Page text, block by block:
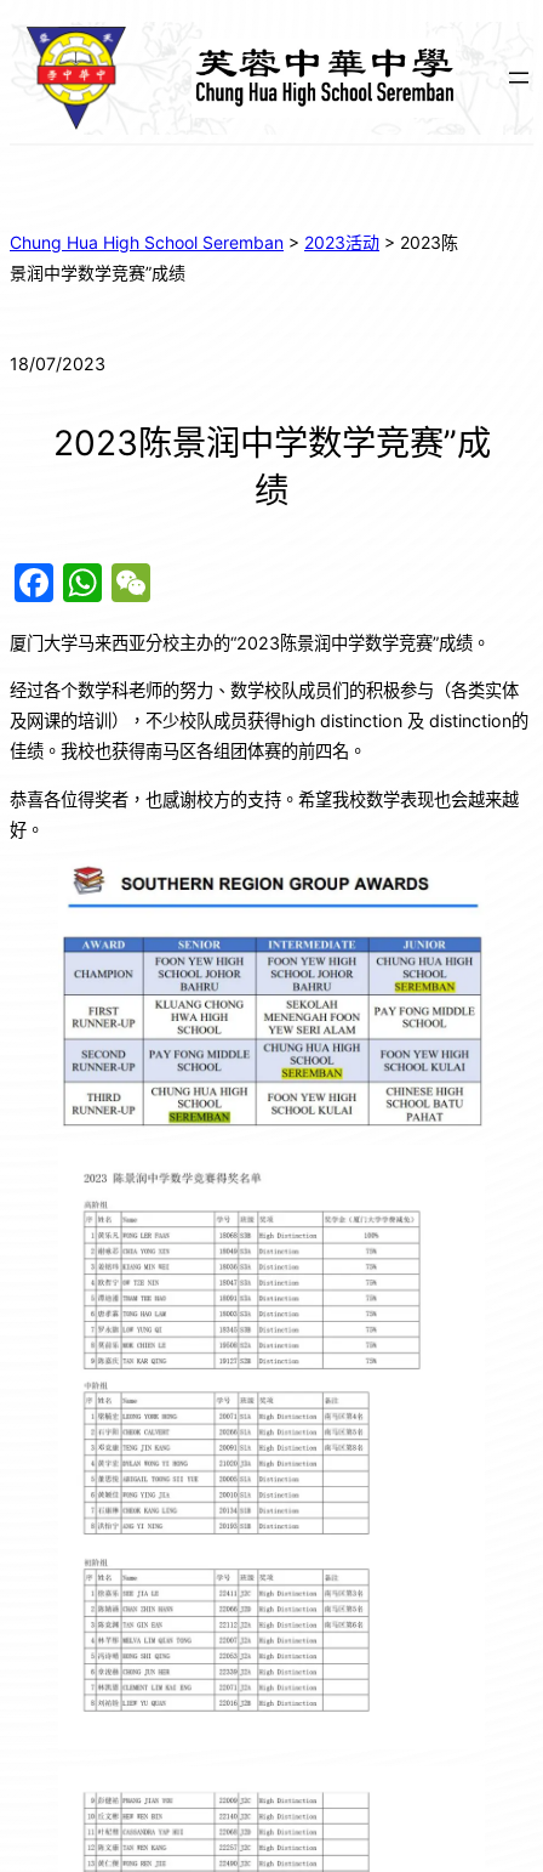
Chung Hua High School Seremban > 2023活动 > 2023陈
景润中学数学竞赛”成绩
18/07/2023
2023陈景润中学数学竞赛”成
绩
F
a
c
e
b
o
o
W
h
at
s
A
p
p
e
C
h
at
厦门大学马来西亚分校主办的“2023陈景润中学数学竞赛”成绩。
经过各个数学科老师的努力、数学校队成员们的积极参与（各类实体
及网课的培训），不少校队成员获得high distinction 及 distinction的
佳绩。我校也获得南马区各组团体赛的前四名。
恭喜各位得奖者，也感谢校方的支持。希望我校数学表现也会越来越
好。